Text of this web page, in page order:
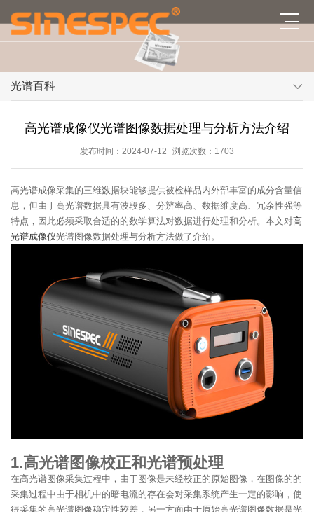
光谱百科
高光谱成像仪光谱图像数据处理与分析方法介绍
发布时间：2024-07-12 浏览次数：1703
高光谱成像采集的三维数据块能够提供被检样品内外部丰富的成分含量信
息，但由于高光谱数据具有波段多、分辨率高、数据维度高、冗余性强等
特点，因此必须采取合适的的数学算法对数据进行处理和分析。本文对高
光谱成像仪光谱图像数据处理与分析方法做了介绍。
1.高光谱图像校正和光谱预处理
在高光谱图像采集过程中，由于图像是未经校正的原始图像，在图像的的
采集过程中由于相机中的暗电流的存在会对采集系统产生一定的影响，使
得采集的高光谱图像稳定性较差，另一方面由于原始高光谱图像数据是光